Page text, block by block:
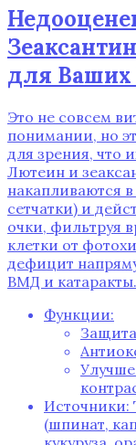
для Ваших
Это не совсем
понимании, но
для зрения, что
Лютеин и
накапливаются
сетчатки) и
очки, фильтруя
клетки от
дефицит
ВМД и катаракты.
Функции:
Источники:
(шпинат,